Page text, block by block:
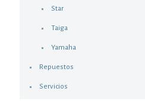
Star
Taiga
Yamaha
Repuestos
Servicios